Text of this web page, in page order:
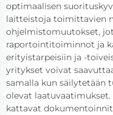
optimaalisen
laitteistoja toimittavien
ohjelmistomuutokset,
raportointitoiminnot ja
erityistarpeisiin ja -
yritykset voivat
samalla kun säilytetään
olevat
kattavat